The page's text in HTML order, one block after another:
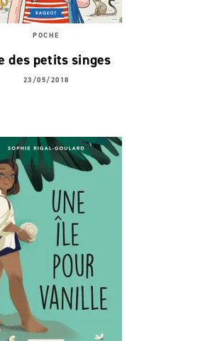
POCHE
des petits singes
23/05/2018